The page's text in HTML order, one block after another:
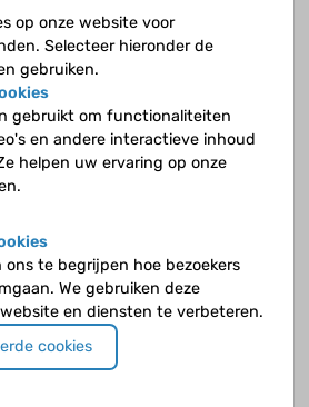
registratieautoriteiten hebben
ook voor kinderen moet
Tenzij het een ziekte
bij kinderen, zoals dikkedarmkanker
De farmaceutische firma's zijn
dat loopt dus wel. Maar helemaal
als een middel
ze het ook gaan produceren en op
houdt het nog wel eens op, omdat
te dwingen, die mogelijkheid is er
Medicijnen worden niet alleen
zoiets wordt Europees of wereldwijd
dat door apothekers
op onze website voor
Selecteer hieronder de
gebruiken.
gebruikt om functionaliteiten
en andere interactieve inhoud
helpen uw ervaring op onze
ons te begrijpen hoe bezoekers
We gebruiken deze
en diensten te verbeteren.
cookies